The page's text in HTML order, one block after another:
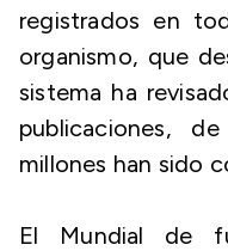
registrados en
organismo, que
sistema ha
publicaciones,
millones han sido
El Mundial de